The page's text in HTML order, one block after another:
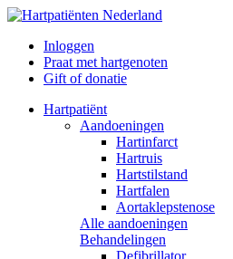
Inloggen
Praat met hartgenoten
Gift of donatie
Hartpatiënt
Aandoeningen
Hartinfarct
Hartruis
Hartstilstand
Hartfalen
Aortaklepstenose
Alle aandoeningen
Behandelingen
Defibrillator